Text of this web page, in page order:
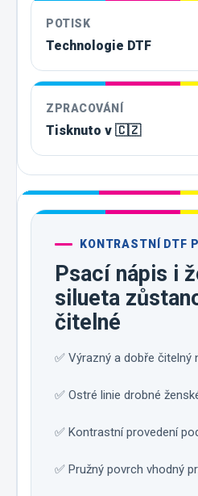
POTISK
Technologie DTF
ZPRACOVÁNÍ
Tisknuto v 🇨🇿
KONTRASTNÍ DTF
Psací nápis i
silueta
čitelné
✅ Výrazný a dobře čitelný
✅ Ostré linie drobné
✅ Kontrastní provedení
✅ Pružný povrch vhodný